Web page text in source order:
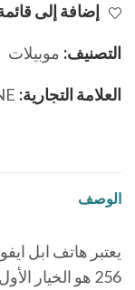
إضافة إلى
التصنيف: موبيلات
العلامة التجارية:
الوصف
256 هو الخيار